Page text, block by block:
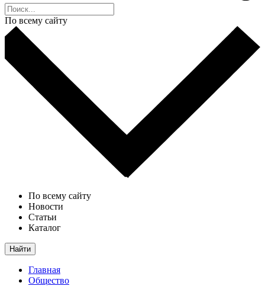
По всему сайту
По всему сайту
Новости
Статьи
Каталог
Найти
Главная
Общество